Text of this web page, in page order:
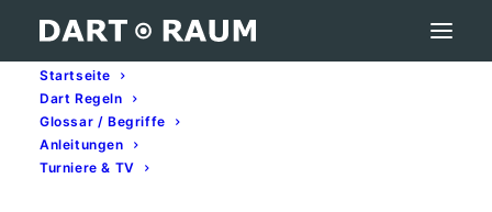
Startseite
Dart Regeln
Glossar / Begriffe
Anleitungen
Turniere & TV
Ten-Darter (10-Darter, sehr schnelles Leg) –
Home
Darts-Glossar (A–Z): Begriffe & Bedeutung